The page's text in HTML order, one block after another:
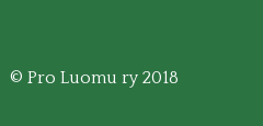
© Pro Luomu ry 2018